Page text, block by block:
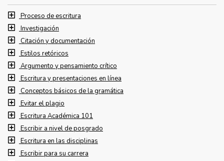
Proceso de escritura
Investigación
Citación y documentación
Estilos retóricos
Argumento y pensamiento crítico
Escritura y presentaciones en línea
Conceptos básicos de la gramática
Evitar el plagio
Escritura Académica 101
Escribir a nivel de posgrado
Escritura en las disciplinas
Escribir para su carrera